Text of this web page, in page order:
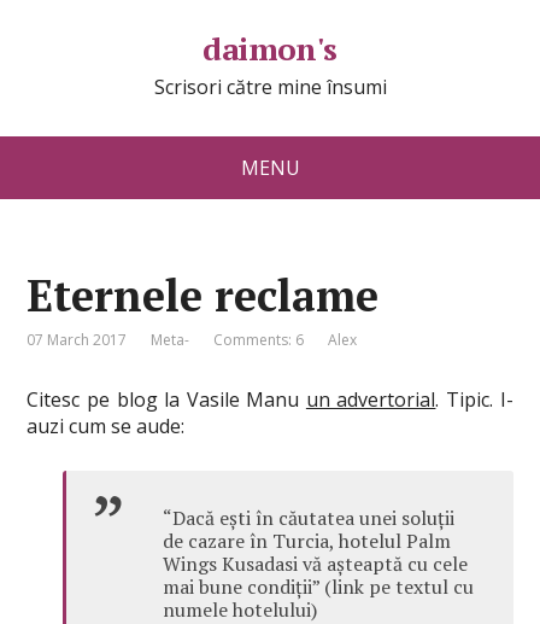
daimon's
Scrisori către mine însumi
MENU
Eternele reclame
07 March 2017 Meta- Comments: 6 Alex
Citesc pe blog la Vasile Manu un advertorial. Tipic. I-
auzi cum se aude:
“Dacă ești în căutatea unei soluții
de cazare în Turcia, hotelul Palm
Wings Kusadasi vă așteaptă cu cele
mai bune condiții” (link pe textul cu
numele hotelului)